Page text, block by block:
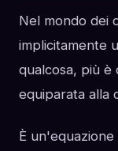
Nel mondo dei
implicitamente
qualcosa, più è
equiparata alla
È